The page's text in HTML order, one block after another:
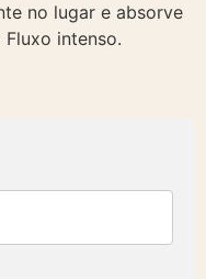
no lugar e absorve
intenso.